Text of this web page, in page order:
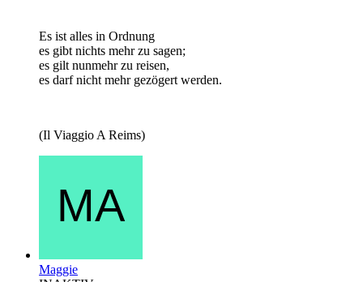
Es ist alles in Ordnung
es gibt nichts mehr zu sagen;
es gilt nunmehr zu reisen,
es darf nicht mehr gezögert werden.
(Il Viaggio A Reims)
Maggie